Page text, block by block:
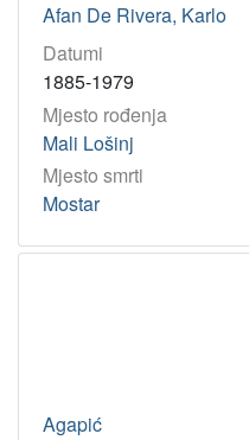
Afan De Rivera, Karlo
Datumi
1885-1979
Mjesto rođenja
Mali Lošinj
Mjesto smrti
Mostar
Agapić